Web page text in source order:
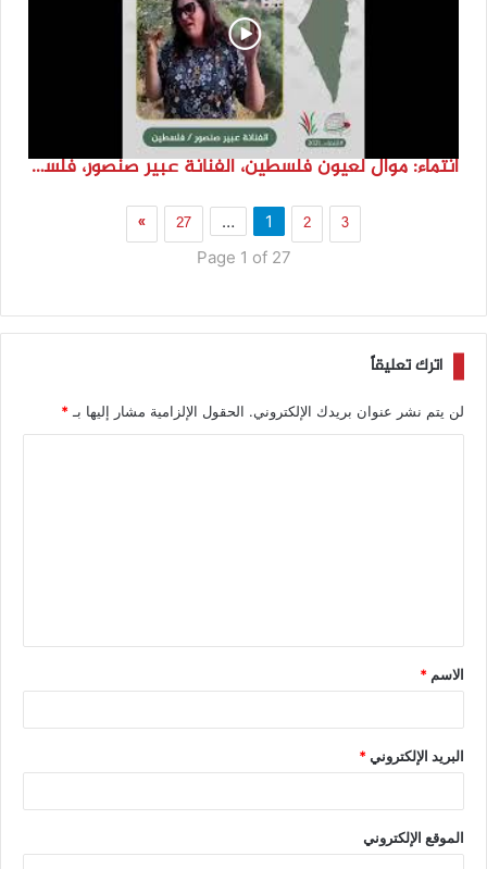
انتماء: موال لعيون فلسطين، الفنانة عبير صنصور، فلسطين
1 2 3
…
27
»
Page 1 of 27
اترك تعليقاً
لن يتم نشر عنوان بريدك الإلكتروني. الحقول الإلزامية مشار إليها بـ *
الاسم *
البريد الإلكتروني*
الموقع الإلكتروني